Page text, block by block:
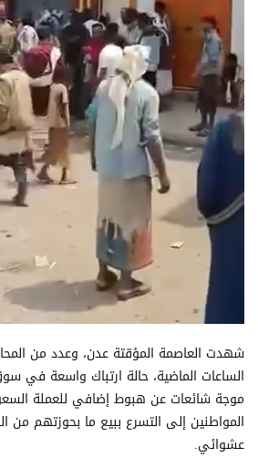
شهدت العاصمة المؤقتة عدن، وعدد من
الساعات الماضية، حالة ارتباك واسعة في
موجة شائعات عن هبوط إضافي للعملة
المواطنين إلى التسرع ببيع ما بحوزتهم من
عشوائي.